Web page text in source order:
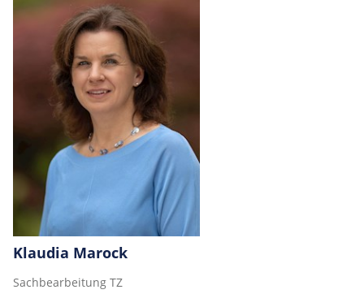
Klaudia Marock
Sachbearbeitung TZ